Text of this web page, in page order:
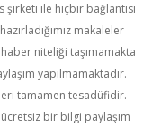
şirketi ile hiçbir bağlantısı
makaleler
niteliği taşımamakta
yapılmamaktadır.
tamamen tesadüfidir.
bir bilgi paylaşım